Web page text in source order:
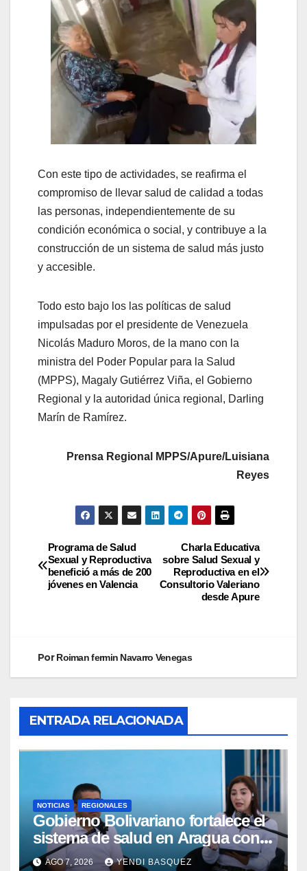
Con este tipo de actividades, se reafirma el
compromiso de llevar salud de calidad a todas
las personas, independientemente de su
condición económica o social, y contribuye a la
construcción de un sistema de salud más justo
y accesible.
Todo esto bajo los las políticas de salud
impulsadas por el presidente de Venezuela
Nicolás Maduro Moros, de la mano con la
ministra del Poder Popular para la Salud
(MPPS), Magaly Gutiérrez Viña, el Gobierno
Regional y la autoridad única regional, Darling
Marín de Ramírez.
Prensa Regional MPPS/Apure/Luisiana
Reyes
Charla Educativa
sobre Salud Sexual y
Reproductiva en el
Consultorio Valeriano
desde Apure
Programa de Salud
Sexual y Reproductiva
benefició a más de 200
jóvenes en Valencia
PorRoiman fermin Navarro Venegas
ENTRADA RELACIONADA
NOTICIAS REGIONALES
Gobierno Bolivariano fortalece el
sistema de salud en Aragua con
la reinauguración del CDI La Mora
AGO 7, 2026 YENDI BASQUEZ